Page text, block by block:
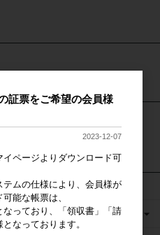
証票をご希望の会員様
2023-12-07
ページよりダウンロード可
ムの仕様により、会員様が
能な帳票は、
なっており、「領収書」「請
なっております。